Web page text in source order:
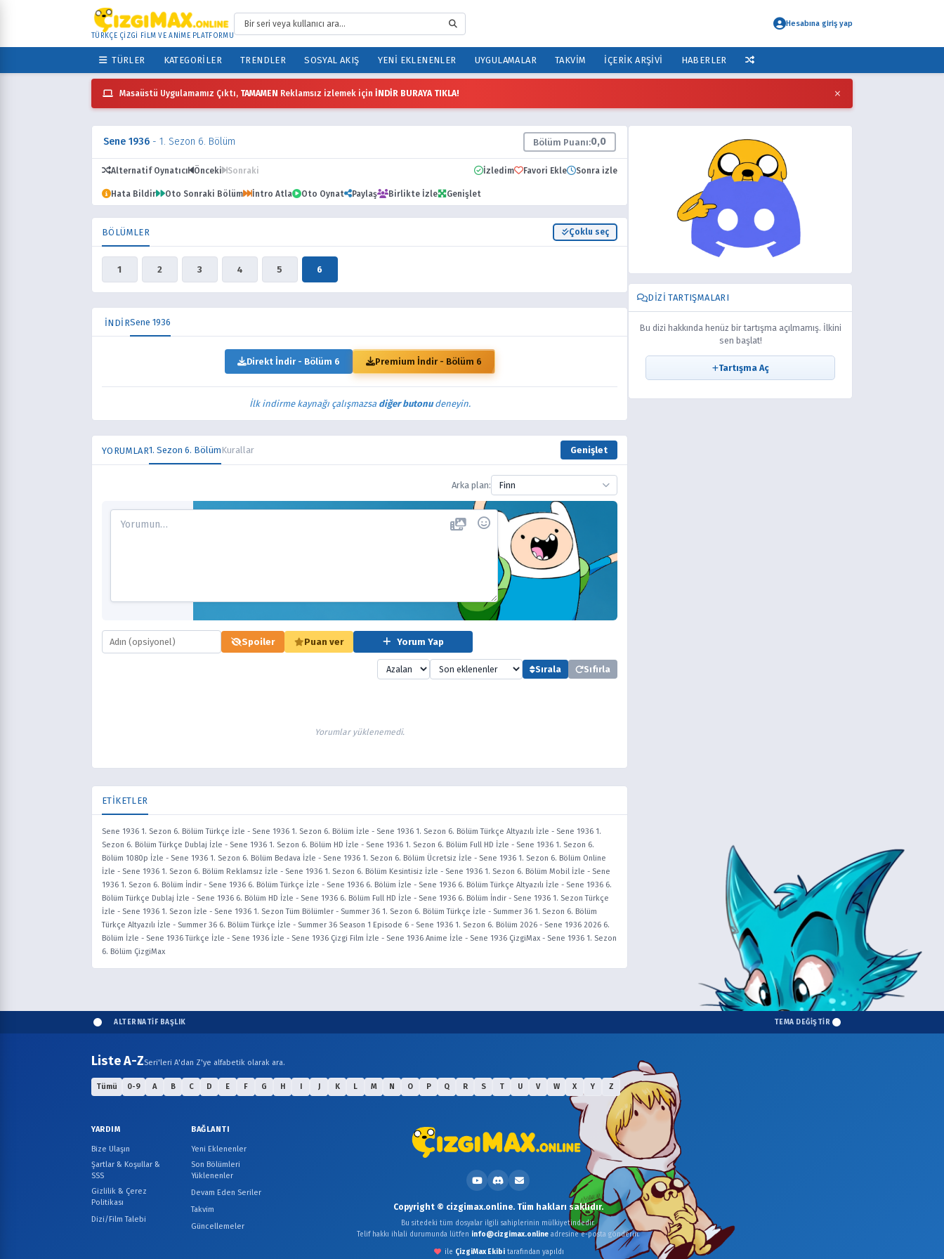
TÜRKÇE ÇİZGİ FİLM VE ANİME PLATFORMU
Hesabına giriş yap
TÜRLER KATEGORILER TRENDLER SOSYAL AKIŞ YENI EKLENENLER UYGULAMALAR TAKVIM İÇERIK ARŞIVI HABERLER
Masaüstü Uygulamamız Çıktı, TAMAMEN Reklamsız izlemek için İNDİR BURAYA TIKLA! ×
Sene 1936 - 1. Sezon 6. Bölüm Bölüm Puanı:0,0
Alternatif Oynatıcı Önceki Sonraki İzledim Favori Ekle Sonra izle
Hata Bildir Oto Sonraki Bölüm İntro Atla Oto Oynat Paylaş Birlikte İzle Genişlet
BÖLÜMLER Çoklu seç
1 2 3 4 5 6
İNDİRSene 1936
Direkt İndir - Bölüm 6 Premium İndir - Bölüm 6
İlk indirme kaynağı çalışmazsa diğer butonudeneyin.
YORUMLAR1. Sezon 6. BölümKurallar Genişlet
Arka plan: Finn
Spoiler Puan ver Yorum Yap
Sırala Sıfırla
Yorumlar yüklenemedi.
ETİKETLER
Sene 1936 1. Sezon 6. Bölüm Türkçe İzle - Sene 1936 1. Sezon 6. Bölüm İzle - Sene 1936 1. Sezon 6. Bölüm Türkçe Altyazılı İzle - Sene 1936 1.
Sezon 6. Bölüm Türkçe Dublaj İzle - Sene 1936 1. Sezon 6. Bölüm HD İzle - Sene 1936 1. Sezon 6. Bölüm Full HD İzle - Sene 1936 1. Sezon 6.
Bölüm 1080p İzle - Sene 1936 1. Sezon 6. Bölüm Bedava İzle - Sene 1936 1. Sezon 6. Bölüm Ücretsiz İzle - Sene 1936 1. Sezon 6. Bölüm Online
İzle - Sene 1936 1. Sezon 6. Bölüm Reklamsız İzle - Sene 1936 1. Sezon 6. Bölüm Kesintisiz İzle - Sene 1936 1. Sezon 6. Bölüm Mobil İzle - Sene
1936 1. Sezon 6. Bölüm İndir - Sene 1936 6. Bölüm Türkçe İzle - Sene 1936 6. Bölüm İzle - Sene 1936 6. Bölüm Türkçe Altyazılı İzle - Sene 1936 6.
Bölüm Türkçe Dublaj İzle - Sene 1936 6. Bölüm HD İzle - Sene 1936 6. Bölüm Full HD İzle - Sene 1936 6. Bölüm İndir - Sene 1936 1. Sezon Türkçe
İzle - Sene 1936 1. Sezon İzle - Sene 1936 1. Sezon Tüm Bölümler - Summer 36 1. Sezon 6. Bölüm Türkçe İzle - Summer 36 1. Sezon 6. Bölüm
Türkçe Altyazılı İzle - Summer 36 6. Bölüm Türkçe İzle - Summer 36 Season 1 Episode 6 - Sene 1936 1. Sezon 6. Bölüm 2026 - Sene 1936 2026 6.
Bölüm İzle - Sene 1936 Türkçe İzle - Sene 1936 İzle - Sene 1936 Çizgi Film İzle - Sene 1936 Anime İzle - Sene 1936 ÇizgiMax - Sene 1936 1. Sezon
6. Bölüm ÇizgiMax
DIZI TARTIŞMALARI
Bu dizi hakkında henüz bir tartışma açılmamış. İlkini
sen başlat!
Tartışma Aç
ALTERNATİF BAŞLIK TEMA DEĞİŞTİR
Liste A-ZSeri'leri A'dan Z'ye alfabetik olarak ara.
Tümü 0-9 A B C D E F G H I J K L M N O P Q R S T U V W X Y Z
YARDIM
Bize Ulaşın
Şartlar & Koşullar &
SSS
Gizlilik & Çerez
Politikası
Dizi/Film Talebi
BAĞLANTI
Yeni Eklenenler
Son Bölümleri
Yüklenenler
Devam Eden Seriler
Takvim
Güncellemeler
Copyright © cizgimax.online. Tüm hakları saklıdır.
Bu sitedeki tüm dosyalar ilgili sahiplerinin mülkiyetindedir.
Telif hakkı ihlali durumunda lütfen info@cizgimax.onlineadresine e-posta gönderin.
ile ÇizgiMax Ekibitarafından yapıldı